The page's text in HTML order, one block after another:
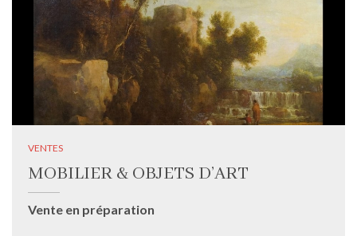
VENTES
MOBILIER & OBJETS D’ART
Vente en préparation